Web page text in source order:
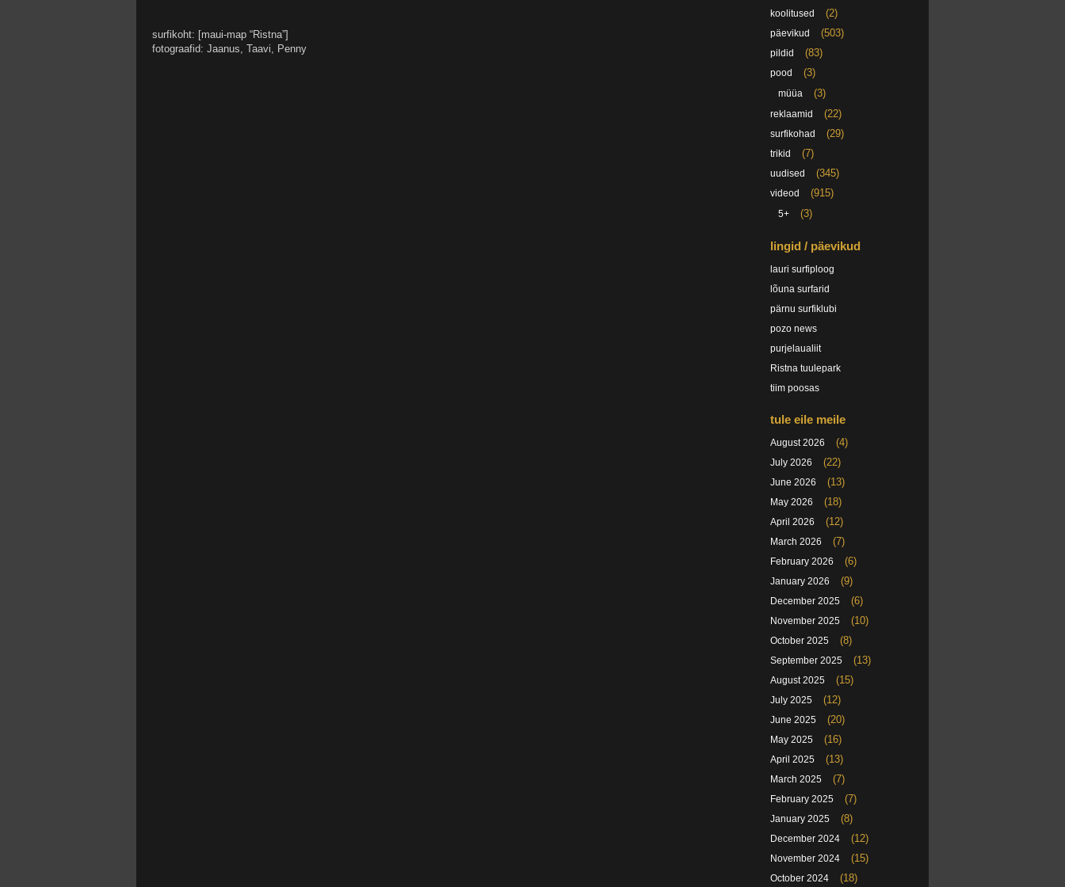
surfikoht: [maui-map “Ristna”]
fotograafid: Jaanus, Taavi, Penny
koolitused (2)
päevikud (503)
pildid (83)
pood (3)
müüa (3)
reklaamid (22)
surfikohad (29)
trikid (7)
uudised (345)
videod (915)
5+ (3)
lingid / päevikud
lauri surfiploog
lõuna surfarid
pärnu surfiklubi
pozo news
purjelaualiit
Ristna tuulepark
tiim poosas
tule eile meile
August 2026 (4)
July 2026 (22)
June 2026 (13)
May 2026 (18)
April 2026 (12)
March 2026 (7)
February 2026 (6)
January 2026 (9)
December 2025 (6)
November 2025 (10)
October 2025 (8)
September 2025 (13)
August 2025 (15)
July 2025 (12)
June 2025 (20)
May 2025 (16)
April 2025 (13)
March 2025 (7)
February 2025 (7)
January 2025 (8)
December 2024 (12)
November 2024 (15)
October 2024 (18)